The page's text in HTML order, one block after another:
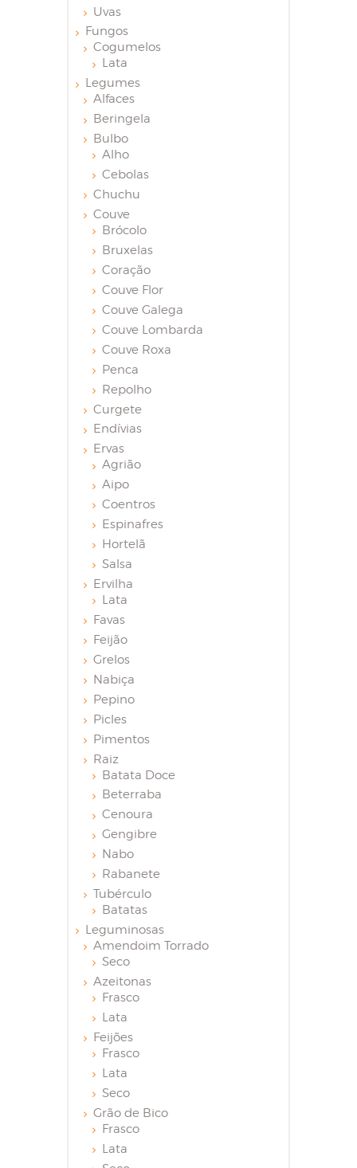
Uvas
Fungos
Cogumelos
Lata
Legumes
Alfaces
Beringela
Bulbo
Alho
Cebolas
Chuchu
Couve
Brócolo
Bruxelas
Coração
Couve Flor
Couve Galega
Couve Lombarda
Couve Roxa
Penca
Repolho
Curgete
Endívias
Ervas
Agrião
Aipo
Coentros
Espinafres
Hortelã
Salsa
Ervilha
Lata
Favas
Feijão
Grelos
Nabiça
Pepino
Picles
Pimentos
Raiz
Batata Doce
Beterraba
Cenoura
Gengibre
Nabo
Rabanete
Tubérculo
Batatas
Leguminosas
Amendoim Torrado
Seco
Azeitonas
Frasco
Lata
Feijões
Frasco
Lata
Seco
Grão de Bico
Frasco
Lata